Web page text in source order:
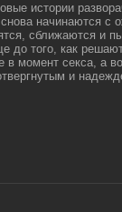
истории
начинаются с
сближаются и
до того, как
в момент секса, а
и